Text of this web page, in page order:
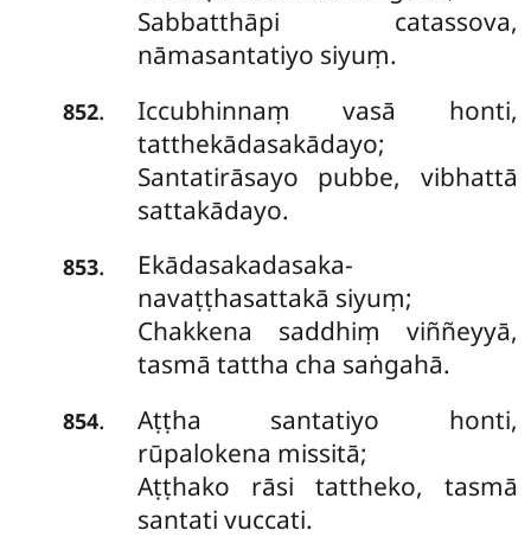
Sabbatthāpi catassova,
nāmasantatiyo siyuṃ.
852.
Iccubhinnaṃ vasā honti,
tatthekādasakādayo;
Santatirāsayo pubbe, vibhattā
sattakādayo.
853.
Ekādasakadasaka-
navaṭṭhasattakā siyuṃ;
Chakkena saddhiṃ viññeyyā,
tasmā tattha cha saṅgahā.
854.
Aṭṭha santatiyo honti,
rūpalokena missitā;
Aṭṭhako rāsi tattheko, tasmā
santati vuccati.